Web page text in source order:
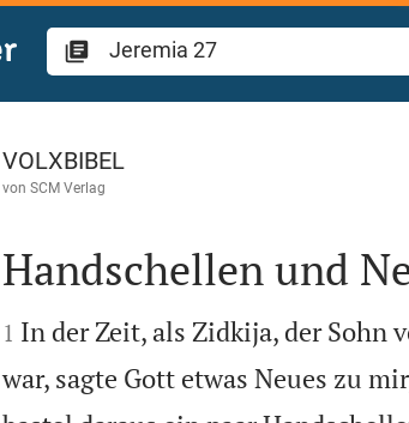
Jeremia 27
VOLXBIBEL
von SCM Verlag

Handschellen und

1 In der Zeit, als Zidkija, der Sohn
war, sagte Gott etwas Neues zu